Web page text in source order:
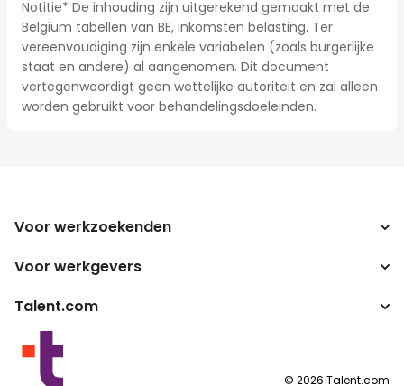
Notitie* De inhouding zijn uitgerekend gemaakt met de
Belgium tabellen van BE, inkomsten belasting. Ter
vereenvoudiging zijn enkele variabelen (zoals burgerlijke
staat en andere) al aangenomen. Dit document
vertegenwoordigt geen wettelijke autoriteit en zal alleen
worden gebruikt voor behandelingsdoeleinden.
Voor werkzoekenden
Jobs zoeken
Salarisomzetter
Voor werkgevers
Onderneming
Publisher programma's
Talent.com
Meer landen
Servicevoorwaarden
© 2026 Talent.com